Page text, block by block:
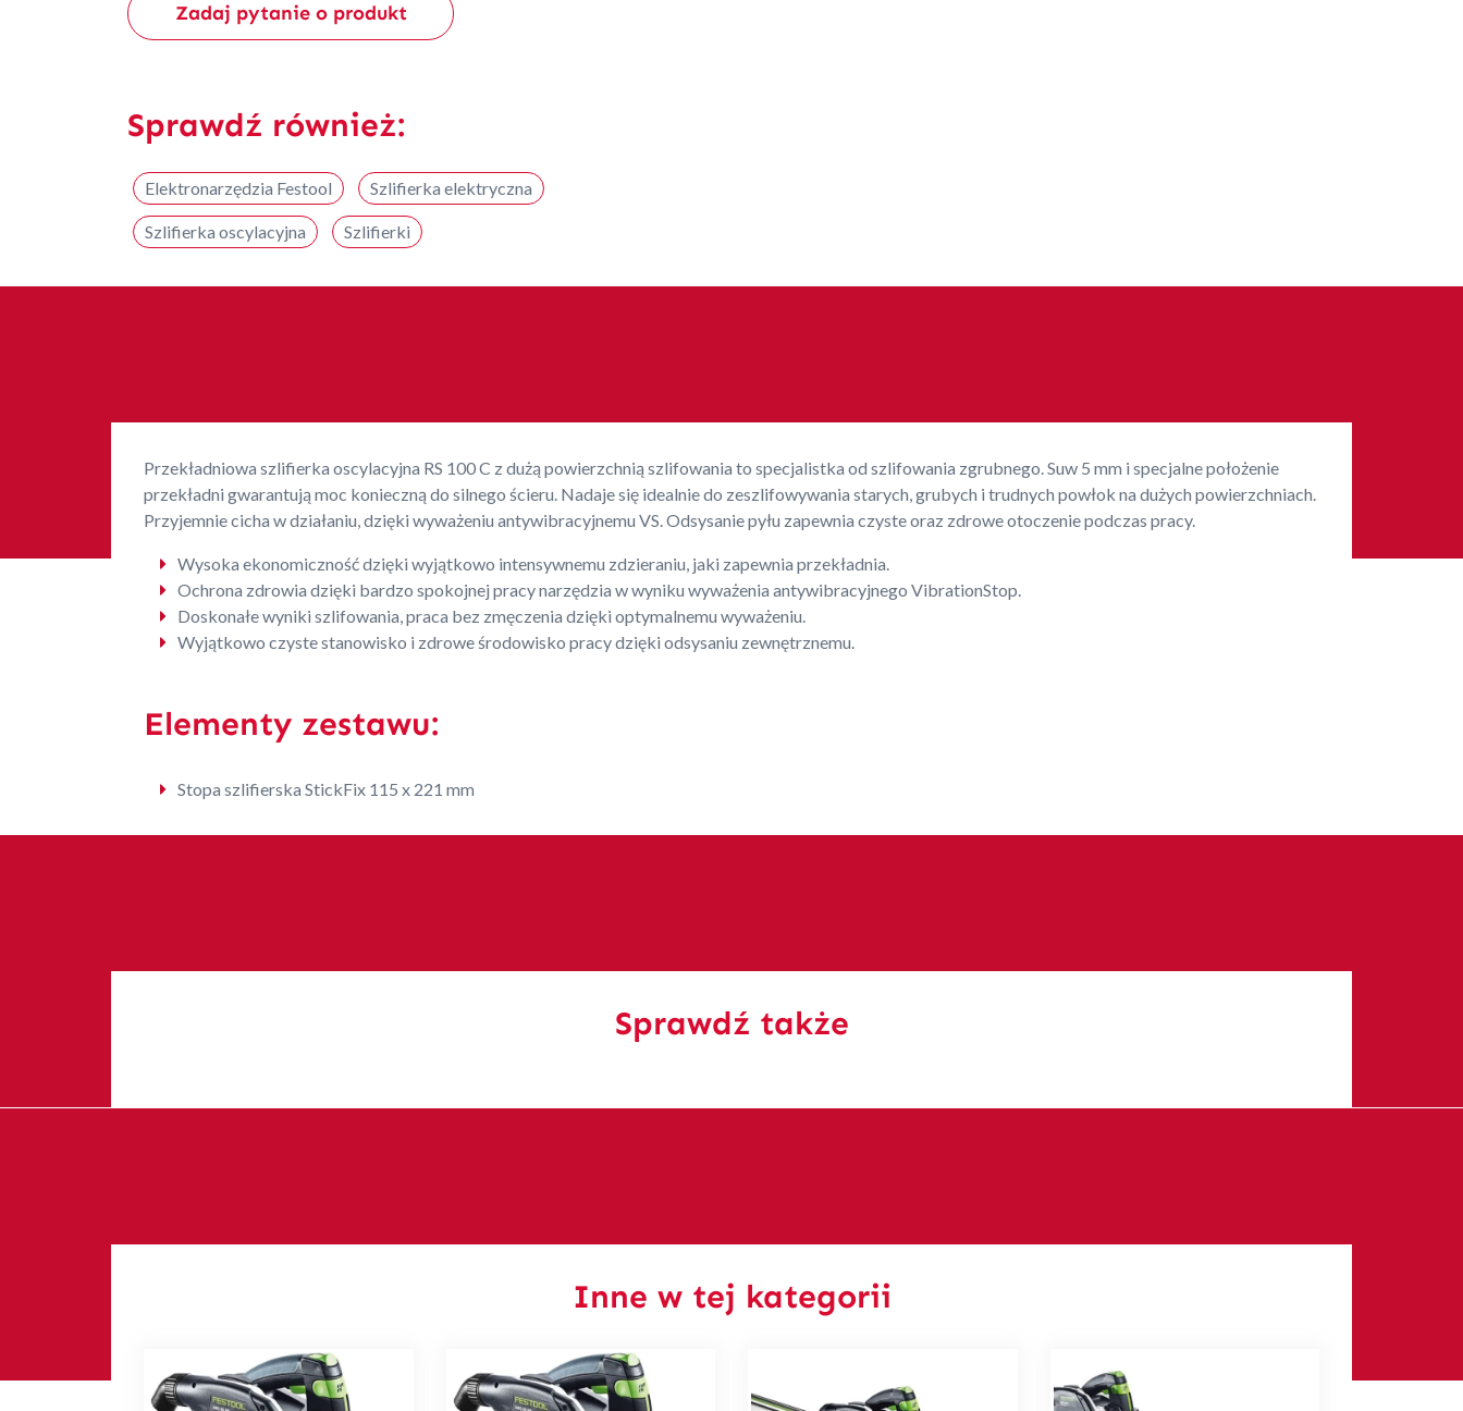
Zadaj pytanie o produkt
Sprawdź również:
Elektronarzędzia Festool Szlifierka elektryczna
Szlifierka oscylacyjna Szlifierki
Przekładniowa szlifierka oscylacyjna RS 100 C z dużą powierzchnią szlifowania to specjalistka od szlifowania zgrubnego. Suw 5 mm i specjalne położenie
przekładni gwarantują moc konieczną do silnego ścieru. Nadaje się idealnie do zeszlifowywania starych, grubych i trudnych powłok na dużych powierzchniach.
Przyjemnie cicha w działaniu, dzięki wyważeniu antywibracyjnemu VS. Odsysanie pyłu zapewnia czyste oraz zdrowe otoczenie podczas pracy.
Wysoka ekonomiczność dzięki wyjątkowo intensywnemu zdzieraniu, jaki zapewnia przekładnia.
Ochrona zdrowia dzięki bardzo spokojnej pracy narzędzia w wyniku wyważenia antywibracyjnego VibrationStop.
Doskonałe wyniki szlifowania, praca bez zmęczenia dzięki optymalnemu wyważeniu.
Wyjątkowo czyste stanowisko i zdrowe środowisko pracy dzięki odsysaniu zewnętrznemu.
Elementy zestawu:
Stopa szlifierska StickFix 115 x 221 mm
Sprawdź także
Inne w tej kategorii